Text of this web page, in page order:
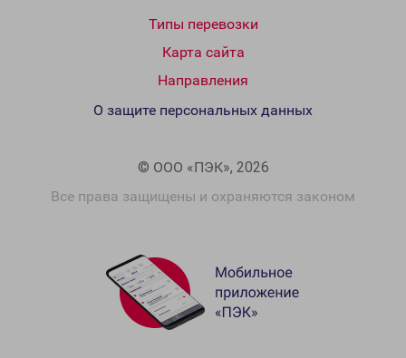
Типы перевозки
Карта сайта
Направления
© ООО «ПЭК», 2026
Все права защищены и охраняются законом
О защите персональных данных